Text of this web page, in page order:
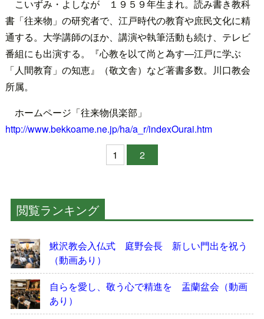
こいずみ・よしなが １９５９年生まれ。読み書き教科
書「往来物」の研究者で、江戸時代の教育や庶民文化に精
通する。大学講師のほか、講演や執筆活動も続け、テレビ
番組にも出演する。『心教を以て尚と為す―江戸に学ぶ
「人間教育」の知恵』（敬文舎）など著書多数。川口教会
所属。
ホームページ「往来物倶楽部」
http://www.bekkoame.ne.jp/ha/a_r/indexOurai.htm
1
2
閲覧ランキング
鰍沢教会入仏式 庭野会長 新しい門出を祝う
（動画あり）
自らを愛し、敬う心で精進を 盂蘭盆会（動画
あり）